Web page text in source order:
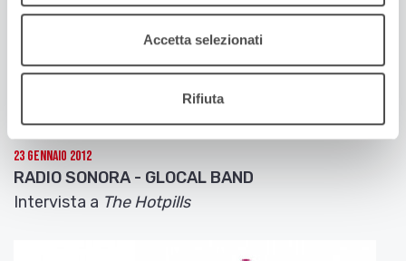
Accetta selezionati
Rifiuta
23 Gennaio 2012
RADIO SONORA - GLOCAL BAND
Intervista a The Hotpills